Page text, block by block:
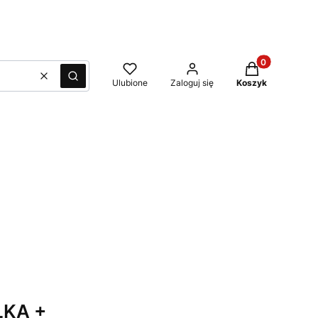
WyczyśćSzukaj Ulubione Zaloguj się
Produkty w
Koszyk
+